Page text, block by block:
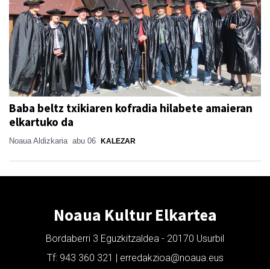
Baba beltz txikiaren kofradia hilabete amaieran
elkartuko da
Noaua Aldizkaria abu 06 KALEZAR
Noaua Kultur Elkartea
Bordaberri 3 Eguzkitzaldea - 20170 Usurbil
Tf: 943 360 321 | erredakzioa@noaua.eus